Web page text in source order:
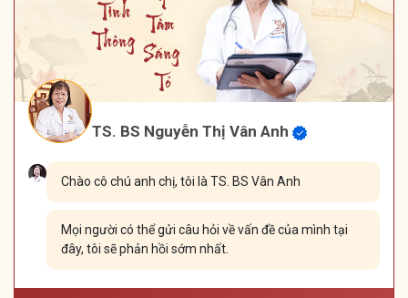
TS. BS Nguyễn Thị Vân Anh
Chào cô chú anh chị, tôi là TS. BS Vân Anh
Mọi người có thể gửi câu hỏi về vấn đề của mình tại
đây, tôi sẽ phản hồi sớm nhất.